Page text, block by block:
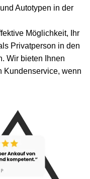
Autotypen in der
Möglichkeit, Ihr
Privatperson in den
Wir bieten Ihnen
Kundenservice, wenn